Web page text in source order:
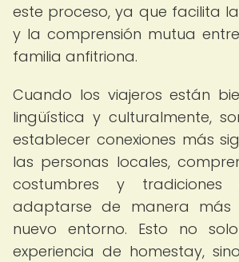
este proceso, ya que facilita
y la comprensión mutua
familia anfitriona.
Cuando los viajeros están
lingüística y culturalmente,
establecer conexiones más
las personas locales,
costumbres y
adaptarse de manera
nuevo entorno. Esto no
experiencia de homestay,